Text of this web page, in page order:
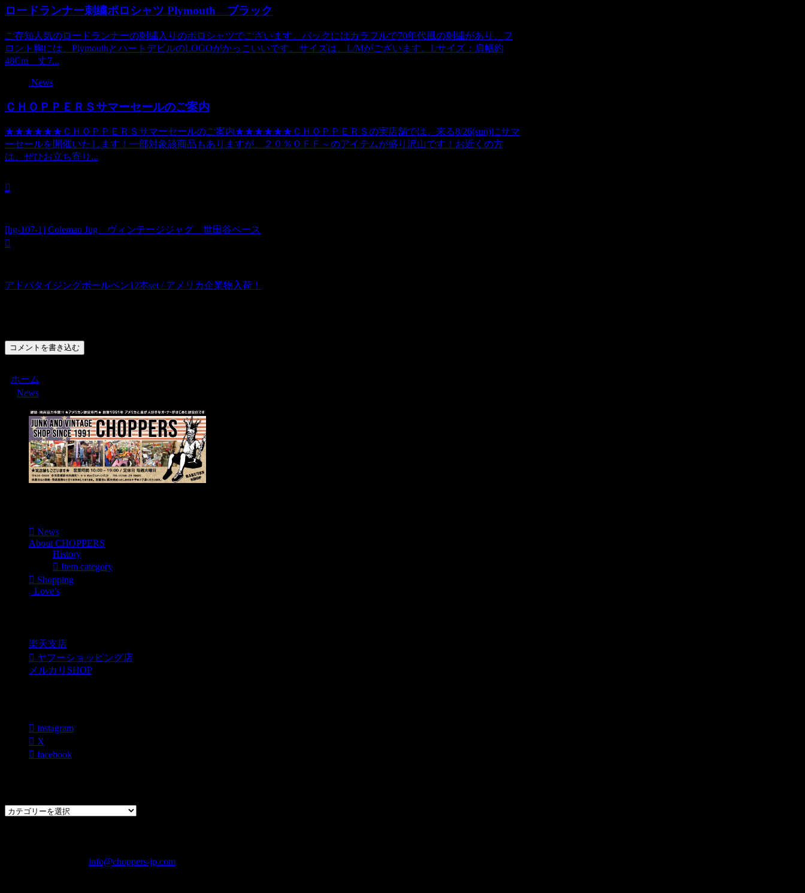
ロードランナー刺繍ポロシャツ Plymouth ブラック
ご存知人気のロードランナーの刺繍入りのポロシャツでございます。バックにはカラフルで70年代風の刺繍があり、フ
ロント胸には、PlymouthとハートデビルのLOGOがかっこいいです。サイズは、L/Mがございます。Lサイズ：肩幅約
48Cm 丈7...
News
ＣＨＯＰＰＥＲＳサマーセールのご案内
★★★★★★ＣＨＯＰＰＥＲＳサマーセールのご案内★★★★★★ＣＨＯＰＰＥＲＳの実店舗では、来る8/26(sun)にサマ
ーセールを開催いたします！一部対象該商品もありますが、２０％ＯＦＦ～のアイテムが盛り沢山です！お近くの方
は、ぜひお立ち寄り...
[hg-107-1] Coleman Jug ヴィンテージジャグ 世田谷ベース
アドバタイジングボールペン12本set / アメリカ企業物入荷！
コメントを書き込む
ホーム
News
News
About CHOPPERS
History
Item category
Shopping
Love’s
楽天支店
ヤフーショッピング店
メルカリSHOP
instagram
X
facebook
過
info@choppers-jp.com